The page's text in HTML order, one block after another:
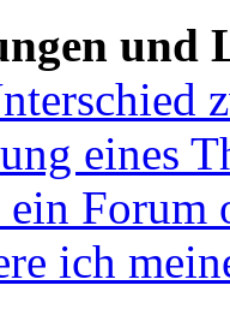
und
eines
Forum
ich